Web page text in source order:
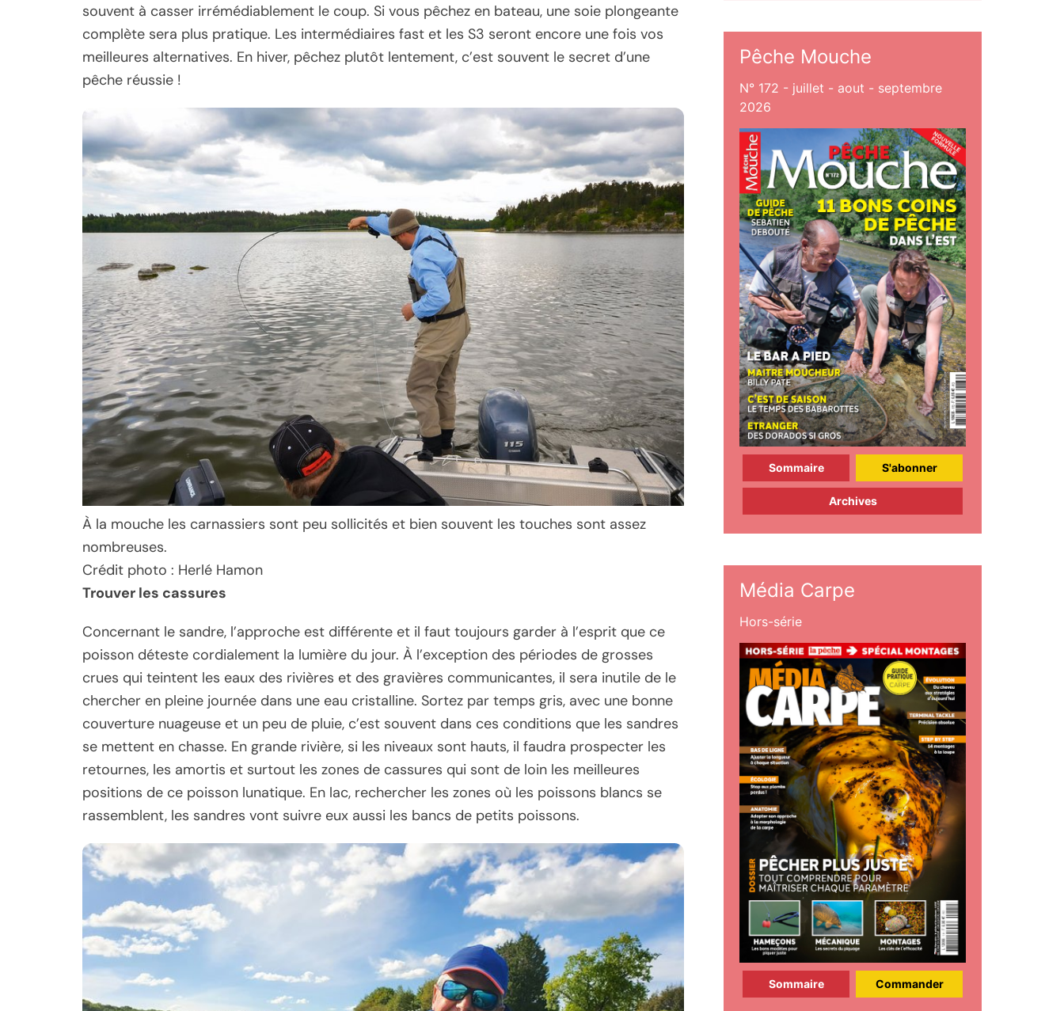
souvent à casser irrémédiablement le coup. Si vous pêchez en bateau, une soie plongeante
complète sera plus pratique. Les intermédiaires fast et les S3 seront encore une fois vos
meilleures alternatives. En hiver, pêchez plutôt lentement, c’est souvent le secret d’une
pêche réussie !
À la mouche les carnassiers sont peu sollicités et bien souvent les touches sont assez
nombreuses.
Crédit photo : Herlé Hamon
Trouver les cassures
Concernant le sandre, l’approche est différente et il faut toujours garder à l’esprit que ce
poisson déteste cordialement la lumière du jour. À l’exception des périodes de grosses
crues qui teintent les eaux des rivières et des gravières communicantes, il sera inutile de le
chercher en pleine journée dans une eau cristalline. Sortez par temps gris, avec une bonne
couverture nuageuse et un peu de pluie, c’est souvent dans ces conditions que les sandres
se mettent en chasse. En grande rivière, si les niveaux sont hauts, il faudra prospecter les
retournes, les amortis et surtout les zones de cassures qui sont de loin les meilleures
positions de ce poisson lunatique. En lac, rechercher les zones où les poissons blancs se
rassemblent, les sandres vont suivre eux aussi les bancs de petits poissons.
Pêche Mouche
N° 172 - juillet - aout - septembre
2026
Sommaire S'abonner
Archives
Média Carpe
Hors-série
Sommaire Commander